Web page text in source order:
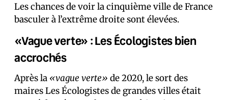
Les chances de voir la cinquième ville de France
basculer à l’extrême droite sont élevées.
«Vague verte» : Les Écologistes bien
accrochés
Après la «vague verte» de 2020, le sort des
maires Les Écologistes de grandes villes était